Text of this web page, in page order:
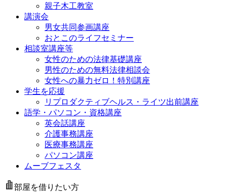
親子木工教室
講演会
男女共同参画講座
おとこのライフセミナー
相談室講座等
女性のための法律基礎講座
男性のための無料法律相談会
女性への暴力ゼロ！特別講座
学生を応援
リプロダクティブヘルス・ライツ出前講座
語学・パソコン・資格講座
英会話講座
介護事務講座
医療事務講座
パソコン講座
ムーブフェスタ
部屋を借りたい方